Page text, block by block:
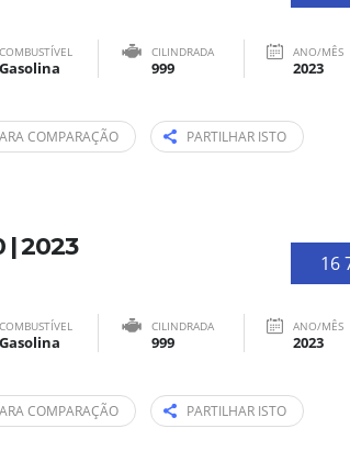
COMBUSTÍVEL
Gasolina
CILINDRADA
999
ANO/MÊS
2023
COMPARAÇÃO PARTILHAR ISTO
16
| 2023
COMBUSTÍVEL
Gasolina
CILINDRADA
999
ANO/MÊS
2023
COMPARAÇÃO PARTILHAR ISTO